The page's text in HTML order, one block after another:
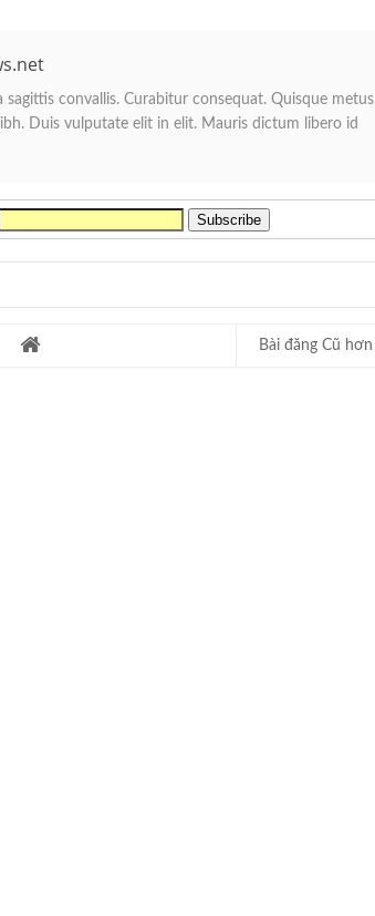
convallis. Curabitur consequat. Quisque metus
Duis vulputate elit in elit. Mauris dictum libero id
Bài đăng Cũ hơn